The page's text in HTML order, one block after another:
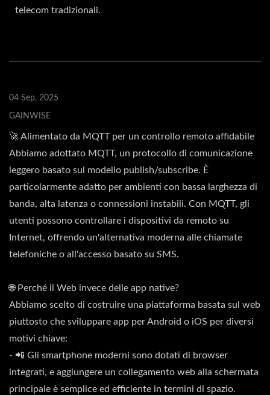
telecom tradizionali.
04 Sep, 2025
GAINWISE
🚀 Alimentato da MQTT per un controllo remoto affidabile
Abbiamo adottato MQTT, un protocollo di comunicazione
leggero basato sul modello publish/subscribe. È
particolarmente adatto per ambienti con bassa larghezza di
banda, alta latenza o connessioni instabili. Con MQTT, gli
utenti possono controllare i dispositivi da remoto su
Internet, offrendo un'alternativa moderna alle chiamate
telefoniche o all'accesso basato su SMS.
🌐 Perché il Web invece delle app native?
Abbiamo scelto di costruire una piattaforma basata sul web
piuttosto che sviluppare app per Android o iOS per diversi
motivi chiave:
- 📲 Gli smartphone moderni sono dotati di browser
integrati, e aggiungere un collegamento web alla schermata
principale è semplice ed efficiente in termini di spazio.